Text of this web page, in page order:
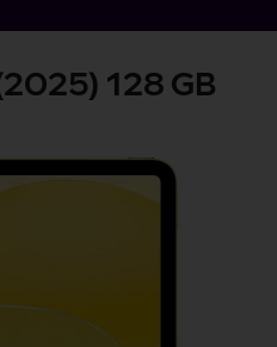
128 GB